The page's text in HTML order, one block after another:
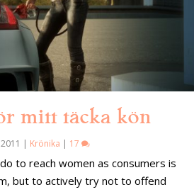
mitt täcka kön
| Krönika | 17
to reach women as consumers is
but to actively try not to offend